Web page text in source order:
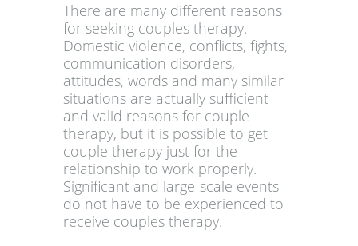
There are many different reasons
for seeking couples therapy.
Domestic violence, conflicts, fights,
communication disorders,
attitudes, words and many similar
situations are actually sufficient
and valid reasons for couple
therapy, but it is possible to get
couple therapy just for the
relationship to work properly.
Significant and large-scale events
do not have to be experienced to
receive couples therapy.